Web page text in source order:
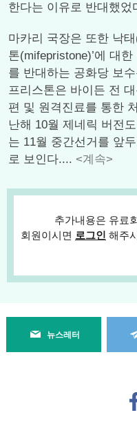
한다는 이유로 반대했었
마카리 국장은 또한 낙
톤(mifepristone)’에 대
를 반대하는 공화당 보
프리스톤은 바이든 전
편 및 원격진료를 통한
난해 10월 제네릭 버전
는 11월 중간선거를 앞
로 보인다.... <계속>
추가내용은 유료
회원이시면 로그인 해주
뉴스레터
이